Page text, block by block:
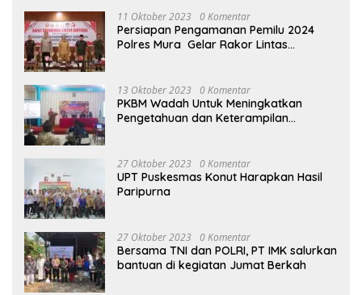
11 Oktober 2023 0 Komentar
Persiapan Pengamanan Pemilu 2024
Polres Mura Gelar Rakor Lintas
13 Oktober 2023 0 Komentar
PKBM Wadah Untuk Meningkatkan
Pengetahuan dan Keterampilan
27 Oktober 2023 0 Komentar
UPT Puskesmas Konut Harapkan Hasil
Paripurna
27 Oktober 2023 0 Komentar
Bersama TNI dan POLRI, PT IMK salurkan
bantuan di kegiatan Jumat Berkah